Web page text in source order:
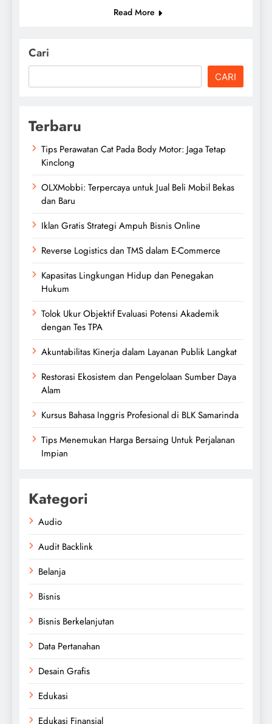
Read More
Cari
CARI
Terbaru
Tips Perawatan Cat Pada Body Motor: Jaga Tetap
Kinclong
OLXMobbi: Terpercaya untuk Jual Beli Mobil Bekas
dan Baru
Iklan Gratis Strategi Ampuh Bisnis Online
Reverse Logistics dan TMS dalam E-Commerce
Kapasitas Lingkungan Hidup dan Penegakan
Hukum
Tolok Ukur Objektif Evaluasi Potensi Akademik
dengan Tes TPA
Akuntabilitas Kinerja dalam Layanan Publik Langkat
Restorasi Ekosistem dan Pengelolaan Sumber Daya
Alam
Kursus Bahasa Inggris Profesional di BLK Samarinda
Tips Menemukan Harga Bersaing Untuk Perjalanan
Impian
Kategori
Audio
Audit Backlink
Belanja
Bisnis
Bisnis Berkelanjutan
Data Pertanahan
Desain Grafis
Edukasi
Edukasi Finansial